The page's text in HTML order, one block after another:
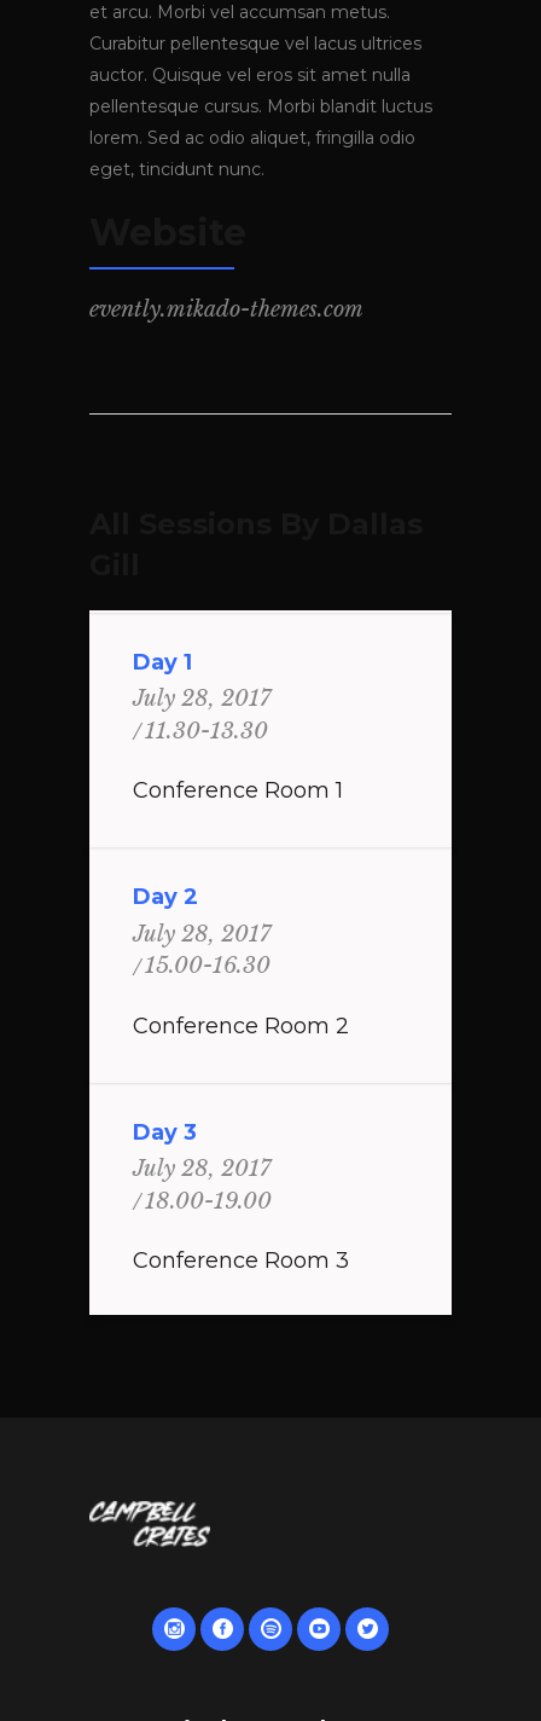
et arcu. Morbi vel accumsan metus.
Curabitur pellentesque vel lacus ultrices
auctor. Quisque vel eros sit amet nulla
pellentesque cursus. Morbi blandit luctus
lorem. Sed ac odio aliquet, fringilla odio
eget, tincidunt nunc.
evently.mikado-themes.com
Day 1
July 28, 2017
11.30-13.30
Conference Room 1
Day 2
July 28, 2017
15.00-16.30
Conference Room 2
Day 3
July 28, 2017
18.00-19.00
Conference Room 3